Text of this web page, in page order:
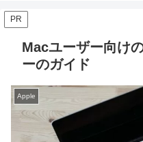
PR
Macユーザー向け
ーのガイド
Apple